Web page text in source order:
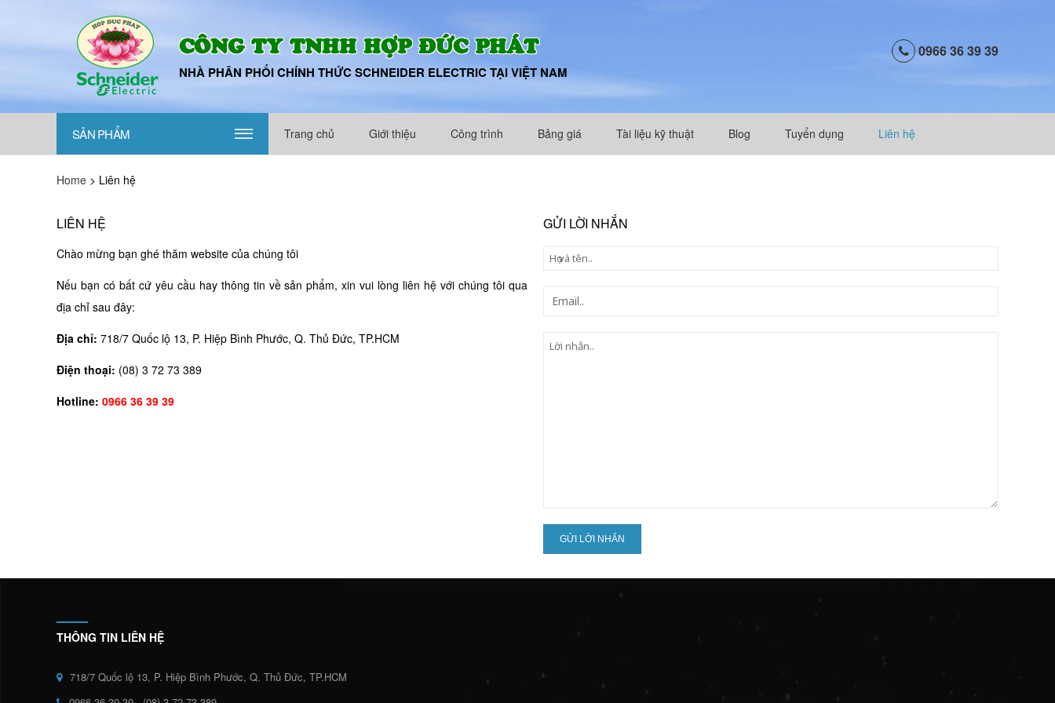
CÔNG TY TNHH HỢP ĐỨC PHÁT
NHÀ PHÂN PHỐI CHÍNH THỨC SCHNEIDER ELECTRIC TẠI VIỆT NAM
0966 36 39 39
SẢN PHẨM ||| Trang chủ Giới thiệu Công trình Bảng giá Tài liệu kỹ thuật Blog Tuyển dụng Liên hệ
Home > Liên hệ
LIÊN HỆ
Chào mừng bạn ghé thăm website của chúng tôi
Nếu bạn có bất cứ yêu cầu hay thông tin về sản phẩm, xin vui lòng liên hệ với chúng tôi qua
địa chỉ sau đây:
Địa chỉ: 718/7 Quốc lộ 13, P. Hiệp Bình Phước, Q. Thủ Đức, TP.HCM
Điện thoại: (08) 3 72 73 389
Hotline: 0966 36 39 39
GỬI LỜI NHẮN
THÔNG TIN LIÊN HỆ
718/7 Quốc lộ 13, P. Hiệp Bình Phước, Q. Thủ Đức, TP.HCM